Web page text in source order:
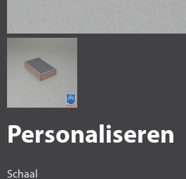
Personaliseren
Schaal